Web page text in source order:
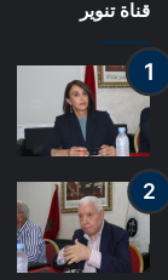
قناة تنوير